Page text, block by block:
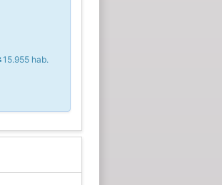
15.955 hab.